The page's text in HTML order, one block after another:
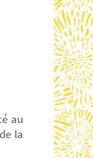
au
la